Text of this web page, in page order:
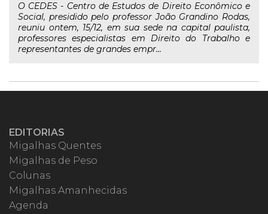
O CEDES - Centro de Estudos de Direito Econômico e
Social, presidido pelo professor João Grandino Rodas,
reuniu ontem, 15/12, em sua sede na capital paulista,
professores especialistas em Direito do Trabalho e
representantes de grandes empr...
EDITORIAS
Migalhas Quentes
Migalhas de Peso
Colunas
Migalhas Amanhecidas
Agenda